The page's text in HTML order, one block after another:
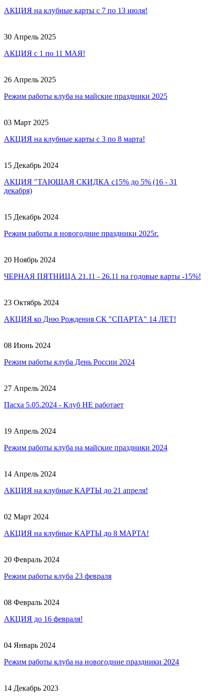
АКЦИЯ на клубные карты с 7 по 13 июля!
30 Апрель 2025
АКЦИЯ с 1 по 11 МАЯ!
26 Апрель 2025
Режим работы клуба на майские праздники 2025
03 Март 2025
АКЦИЯ на клубные карты с 3 по 8 марта!
15 Декабрь 2024
АКЦИЯ "ТАЮЩАЯ СКИДКА с15% до 5% (16 - 31
декабря)
15 Декабрь 2024
Режим работы в новогодние праздники 2025г.
20 Ноябрь 2024
ЧЕРНАЯ ПЯТНИЦА 21.11 - 26.11 на годовые карты -15%!
23 Октябрь 2024
АКЦИЯ ко Дню Рождения СК "СПАРТА" 14 ЛЕТ!
08 Июнь 2024
Режим работы клуба День России 2024
27 Апрель 2024
Пасха 5.05.2024 - Клуб НЕ работает
19 Апрель 2024
Режим работы клуба на майские праздники 2024
14 Апрель 2024
АКЦИЯ на клубные КАРТЫ до 21 апреля!
02 Март 2024
АКЦИЯ на клубные КАРТЫ до 8 МАРТА!
20 Февраль 2024
Режим работы клуба 23 февраля
08 Февраль 2024
АКЦИЯ до 16 февраля!
04 Январь 2024
Режим работы клуба на новогодние праздники 2024
14 Декабрь 2023